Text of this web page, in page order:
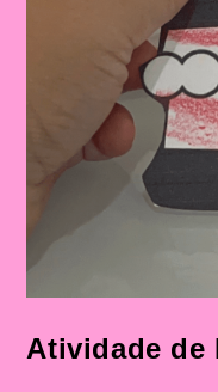
Atividade de